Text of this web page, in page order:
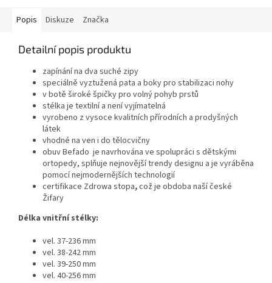
Popis Diskuze Značka
Detailní popis produktu
zapínání na dva suché zipy
speciálně vyztužená pata a boky pro stabilizaci nohy
v botě široké špičky pro volný pohyb prstů
stélka je textilní a není vyjímatelná
vyrobeno z vysoce kvalitních přírodních a prodyšných
látek
vhodné na ven i do tělocvičny
obuv Befado je navrhována ve spolupráci s dětskými
ortopedy, splňuje nejnovější trendy designu a je vyráběna
pomocí nejmodernějších technologií
certifikace Zdrowa stopa,což je obdoba naší české
Žifary
Délka vnitřní stélky:
vel. 37-236 mm
vel. 38-242 mm
vel. 39-250 mm
vel. 40-256 mm